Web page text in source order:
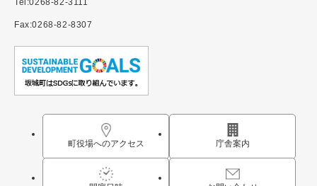
Fax:0268-82-8307
町役場へのアクセス 庁舎案内